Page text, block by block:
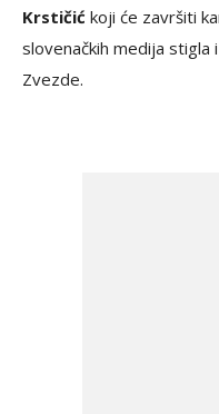
Krstičić koji će završiti
slovenačkih medija stigla
Zvezde.